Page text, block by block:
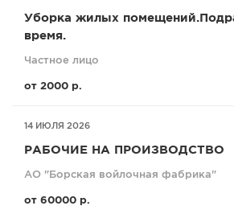
Уборка жилых
время.
Частное лицо
от 2000 р.
14 ИЮЛЯ 2026
РАБОЧИЕ НА ПРОИЗВОДСТВО
АО "Борская войлочная фабрика"
от 60000 р.